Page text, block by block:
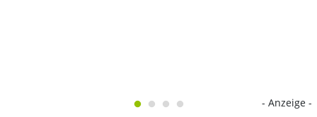
- Anzeige -